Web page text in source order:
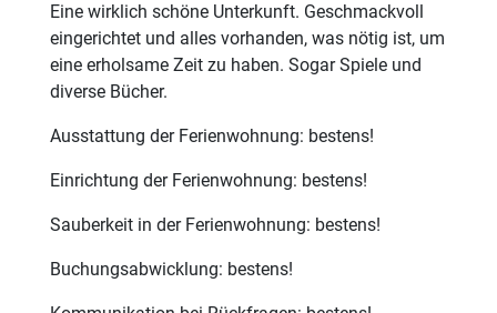
Eine wirklich schöne Unterkunft. Geschmackvoll
eingerichtet und alles vorhanden, was nötig ist, um
eine erholsame Zeit zu haben. Sogar Spiele und
diverse Bücher.
Ausstattung der Ferienwohnung: bestens!
Einrichtung der Ferienwohnung: bestens!
Sauberkeit in der Ferienwohnung: bestens!
Buchungsabwicklung: bestens!